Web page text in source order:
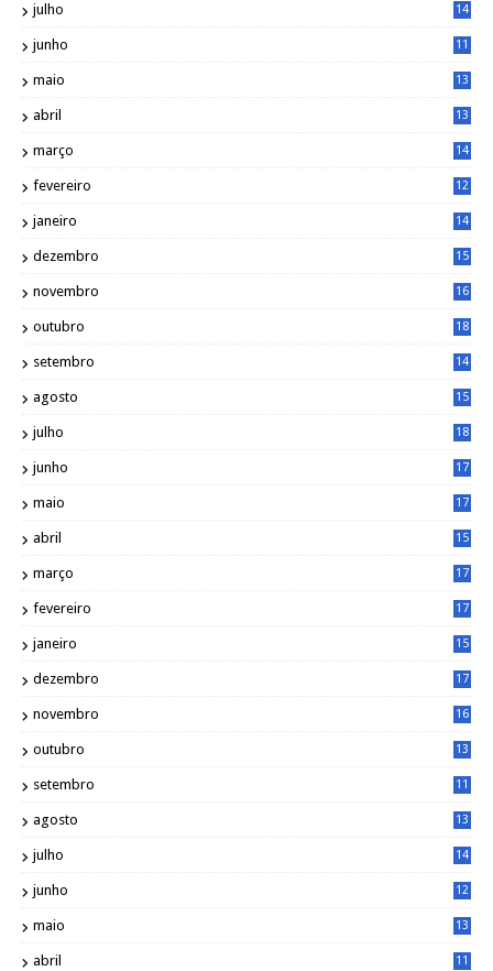
julho
14
junho
11
maio
13
abril
13
março
14
fevereiro
12
janeiro
14
dezembro
15
novembro
16
outubro
18
setembro
14
agosto
15
julho
18
junho
17
maio
17
abril
15
março
17
fevereiro
17
janeiro
15
dezembro
17
novembro
16
outubro
13
setembro
11
agosto
13
julho
14
junho
12
maio
13
abril
11